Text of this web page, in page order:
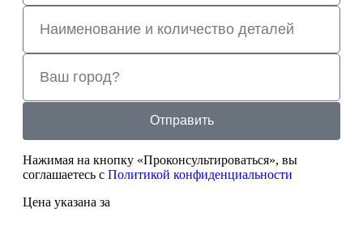
Отправить
Нажимая на кнопку «Проконсультироваться», вы
соглашаетесь с Политикой конфиденциальности
Цена указана за